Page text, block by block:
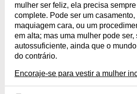
mulher ser feliz, ela precisa
complete. Pode ser um casamento,
maquiagem cara, ou um
em alta; mas uma mulher pode ser,
autossuficiente, ainda que o
do contrário.
Encoraje-se para vestir a mulher